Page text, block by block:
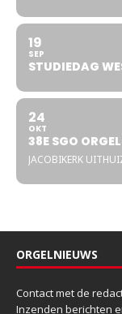
19
SEP
STUDIEDAG
24
OKT
38E SGO
JACOBIKERK
ORGELNIEUWS
Contact met de
Inzenden berichten